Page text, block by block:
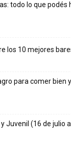
todo lo que podés
los 10 mejores
para comer bien
Juvenil (16 de julio